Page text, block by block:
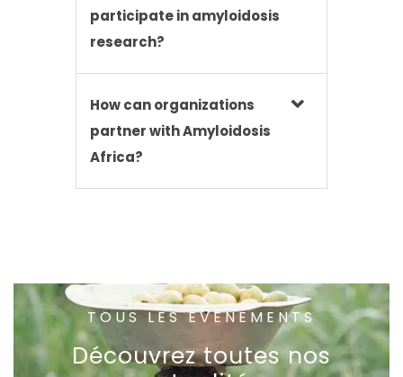
participate in amyloidosis
research?
How can organizations
partner with Amyloidosis
Africa?
TOUS LES ÉVÉNEMENTS
Découvrez toutes nos